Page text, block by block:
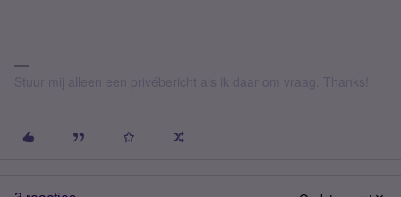
Stuur mij alleen een privébericht als ik daar om vraag. Thanks!